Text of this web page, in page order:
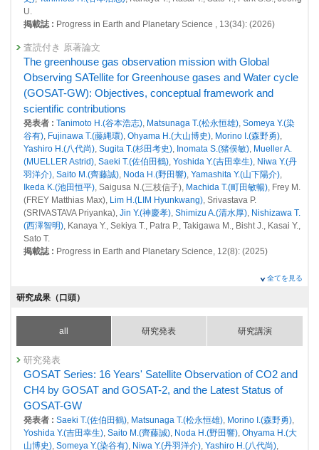
態把握
25833 : 大気・海洋モニタリング
25113 : 地球環境の戦略的モニタリングの実施、地球環境データベースの
整備、地球環境研究支援
25122 : 衛星観測センター
25128 : マルチスケールGHG変動評価システム構築と緩和策評価に関す
る研究
25227 : 南米SAVER-Net観測網を用いたエアロゾル・大気微量気体の動
態把握
25253 : オゾン層変動研究プロジェクト
25411 : 大気・海洋モニタリング
る研究
24745 : 地球環境の戦略的モニタリングの実施、地球環境データベースの
24764 : 南米SAVER-Net観測網を用いたエアロゾル・大気微量気体の動
態把握
24936 : オゾン層変動研究プロジェクト
25019 : 大気・海洋モニタリング
2018年度
U.
掲載誌 : Progress in Earth and Planetary Science , 13(34): (2026)
査読付き 原著論文
The greenhouse gas observation mission with Global
Observing SATellite for Greenhouse gases and Water cycle
(GOSAT-GW): Objectives, conceptual framework and
scientific contributions
発表者 : Tanimoto H.(谷本浩志), Matsunaga T.(松永恒雄), Someya Y.(染
谷有), Fujinawa T.(藤縄環), Ohyama H.(大山博史), Morino I.(森野勇),
Yashiro H.(八代尚), Sugita T.(杉田考史), Inomata S.(猪俣敏), Mueller A.
(MUELLER Astrid), Saeki T.(佐伯田鶴), Yoshida Y.(吉田幸生), Niwa Y.(丹
羽洋介), Saito M.(齊藤誠), Noda H.(野田響), Yamashita Y.(山下陽介),
Ikeda K.(池田恒平), Saigusa N.(三枝信子), Machida T.(町田敏暢), Frey M.
(FREY Matthias Max), Lim H.(LIM Hyunkwang), Srivastava P.
(SRIVASTAVA Priyanka), Jin Y.(神慶孝), Shimizu A.(清水厚), Nishizawa T.
(西澤智明), Kanaya Y., Sekiya T., Patra P., Takigawa M., Bisht J., Kasai Y.,
Sato T.
掲載誌 : Progress in Earth and Planetary Science, 12(8): (2025)
発表者 : 杉田考史
掲載誌 :基礎からわかるリモートセンシング第2版, 21-24 (2025)
Long-term and interannual variations of atmospheric
methane observed by the NIES and collaborative
observation networks
発表者 :Umezawa T.(梅澤拓)
夫), Sasakawa M.(笹川基樹)
田鶴), Machida T.(町田敏暢) ,Nakaoka S.(中岡慎一郎) ,Nara H.(奈良英
樹), Nomura S.(野村渉平), Nishihashi M.(西橋政秀), Mukai H.(向井人史),
全てを見る
研究成果（口頭）
all 研究発表 研究講演
研究発表
GOSAT Series: 16 Years' Satellite Observation of CO2 and
CH4 by GOSAT and GOSAT-2, and the Latest Status of
GOSAT-GW
発表者 : Saeki T.(佐伯田鶴), Matsunaga T.(松永恒雄), Morino I.(森野勇),
Yoshida Y.(吉田幸生), Saito M.(齊藤誠), Noda H.(野田響), Ohyama H.(大
山博史), Someya Y.(染谷有), Niwa Y.(丹羽洋介), Yashiro H.(八代尚),